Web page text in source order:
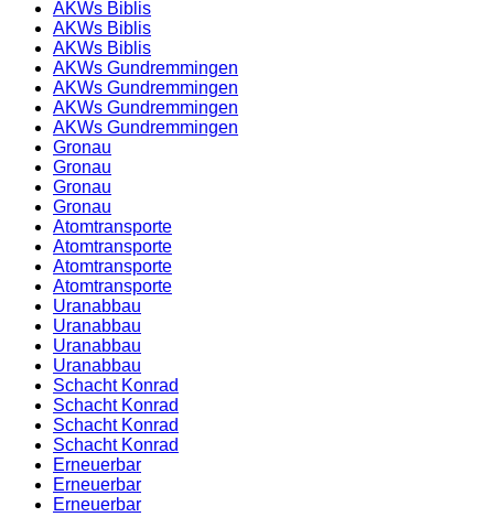
AKWs Biblis
AKWs Biblis
AKWs Biblis
AKWs Gundremmingen
AKWs Gundremmingen
AKWs Gundremmingen
AKWs Gundremmingen
Gronau
Gronau
Gronau
Gronau
Atomtransporte
Atomtransporte
Atomtransporte
Atomtransporte
Uranabbau
Uranabbau
Uranabbau
Uranabbau
Schacht Konrad
Schacht Konrad
Schacht Konrad
Schacht Konrad
Erneuerbar
Erneuerbar
Erneuerbar